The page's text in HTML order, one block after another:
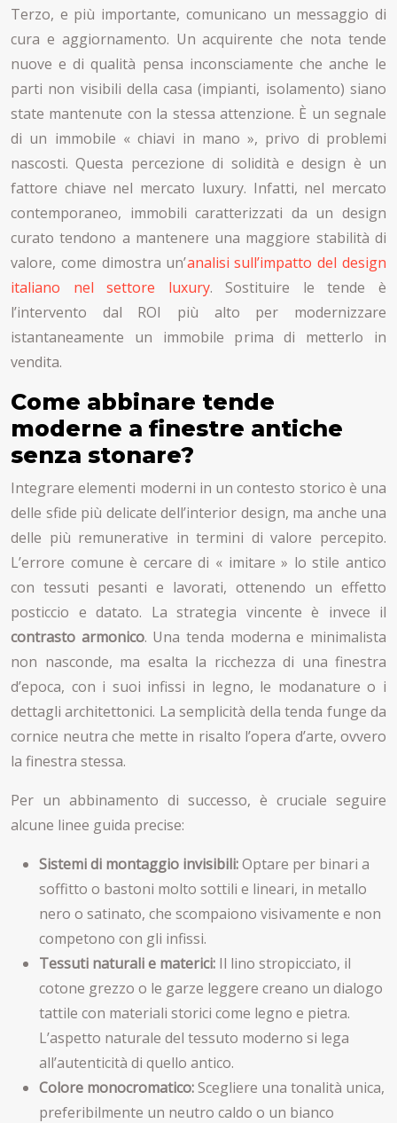
Terzo, e più importante, comunicano un messaggio di
cura e aggiornamento. Un acquirente che nota tende
nuove e di qualità pensa inconsciamente che anche le
parti non visibili della casa (impianti, isolamento) siano
state mantenute con la stessa attenzione. È un segnale
di un immobile « chiavi in mano », privo di problemi
nascosti. Questa percezione di solidità e design è un
fattore chiave nel mercato luxury. Infatti, nel mercato
contemporaneo, immobili caratterizzati da un design
curato tendono a mantenere una maggiore stabilità di
valore, come dimostra un’analisi sull’impatto del design
italiano nel settore luxury. Sostituire le tende è
l’intervento dal ROI più alto per modernizzare
istantaneamente un immobile prima di metterlo in
vendita.
Come abbinare tende
moderne a finestre antiche
senza stonare?
Integrare elementi moderni in un contesto storico è una
delle sfide più delicate dell’interior design, ma anche una
delle più remunerative in termini di valore percepito.
L’errore comune è cercare di « imitare » lo stile antico
con tessuti pesanti e lavorati, ottenendo un effetto
posticcio e datato. La strategia vincente è invece il
contrasto armonico. Una tenda moderna e minimalista
non nasconde, ma esalta la ricchezza di una finestra
d’epoca, con i suoi infissi in legno, le modanature o i
dettagli architettonici. La semplicità della tenda funge da
cornice neutra che mette in risalto l’opera d’arte, ovvero
la finestra stessa.
Per un abbinamento di successo, è cruciale seguire
alcune linee guida precise:
Sistemi di montaggio invisibili:Optare per binari a
soffitto o bastoni molto sottili e lineari, in metallo
nero o satinato, che scompaiono visivamente e non
competono con gli infissi.
Tessuti naturali e materici: Il lino stropicciato, il
cotone grezzo o le garze leggere creano un dialogo
tattile con materiali storici come legno e pietra.
L’aspetto naturale del tessuto moderno si lega
all’autenticità di quello antico.
Colore monocromatico:Scegliere una tonalità unica,
preferibilmente un neutro caldo o un bianco